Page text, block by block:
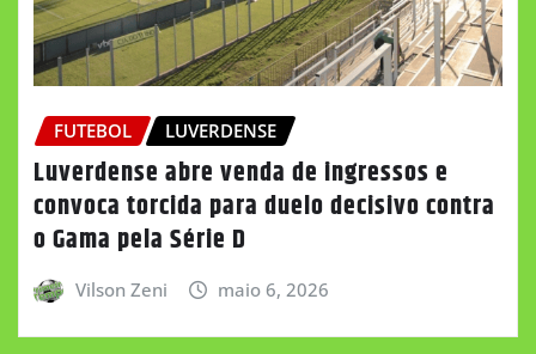
FUTEBOL LUVERDENSE
Luverdense abre venda de ingressos e
convoca torcida para duelo decisivo contra
o Gama pela Série D
Vilson Zeni maio 6, 2026